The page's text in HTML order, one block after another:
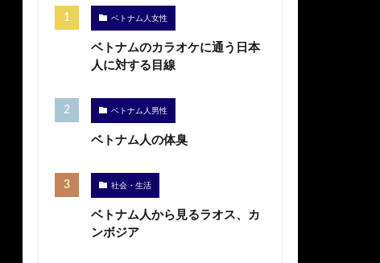
ベトナム人女性
ベトナムのカラオケに通う日本
人に対する目線
ベトナム人男性
ベトナム人の体臭
社会・生活
ベトナム人から見るラオス、カ
ンボジア